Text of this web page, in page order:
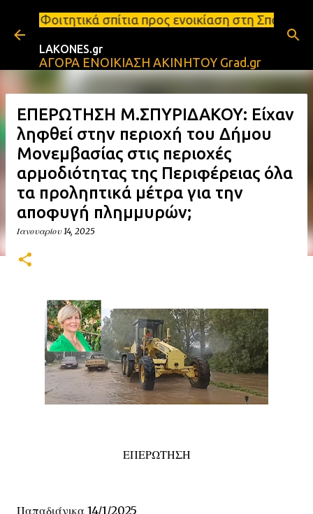
Μετάβαση στο κύριο περιεχόμενο
σπίτια προς ενοικίαση στη Σπάρτη Ενοικιάσεις
LAKONES.gr
ΑΓΟΡΑ ΕΝΟΙΚΙΑΣΗ ΑΚΙΝΗΤΟΥ Grad.gr
ΕΠΕΡΩΤΗΣΗ Μ.ΣΠΥΡΙΔΑΚΟΥ: Είχαν
ληφθεί στην περιοχή του Δήμου
Μονεμβασίας στις περιοχές
αρμοδιότητας της Περιφέρειας όλα
τα προληπτικά μέτρα για την
αποφυγή πλημμυρών;
Ιανουαρίου 14, 2025
ΕΠΕΡΩΤΗΣΗ
Παπαδιάνικα 14/1/2025